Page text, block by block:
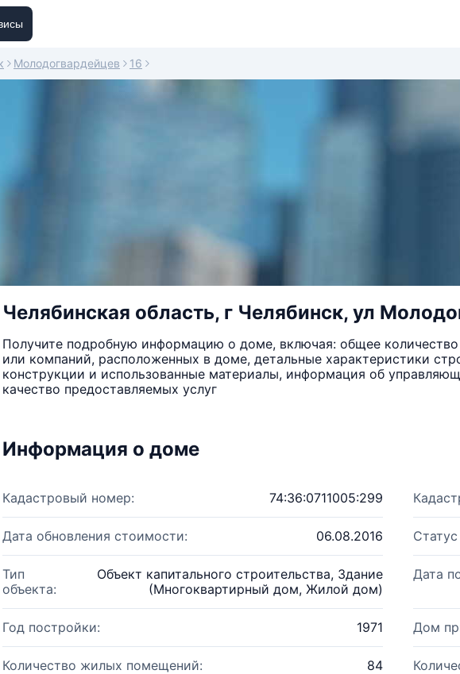
Молодогвардейцев 16
Челябинская область, г Челябинск, ул
Получите подробную информацию о доме, включая: общее количество
или компаний, расположенных в доме, детальные характеристики
конструкции и использованные материалы, информация об
качество предоставляемых услуг
Информация о доме
Кадастровый номер: 74:36:0711005:299
Дата обновления стоимости: 06.08.2016
Тип
объекта:
Объект капитального строительства, Здание
(Многоквартирный дом, Жилой дом)
Дата
Год постройки: 1971 Дом
Количество жилых помещений: 84